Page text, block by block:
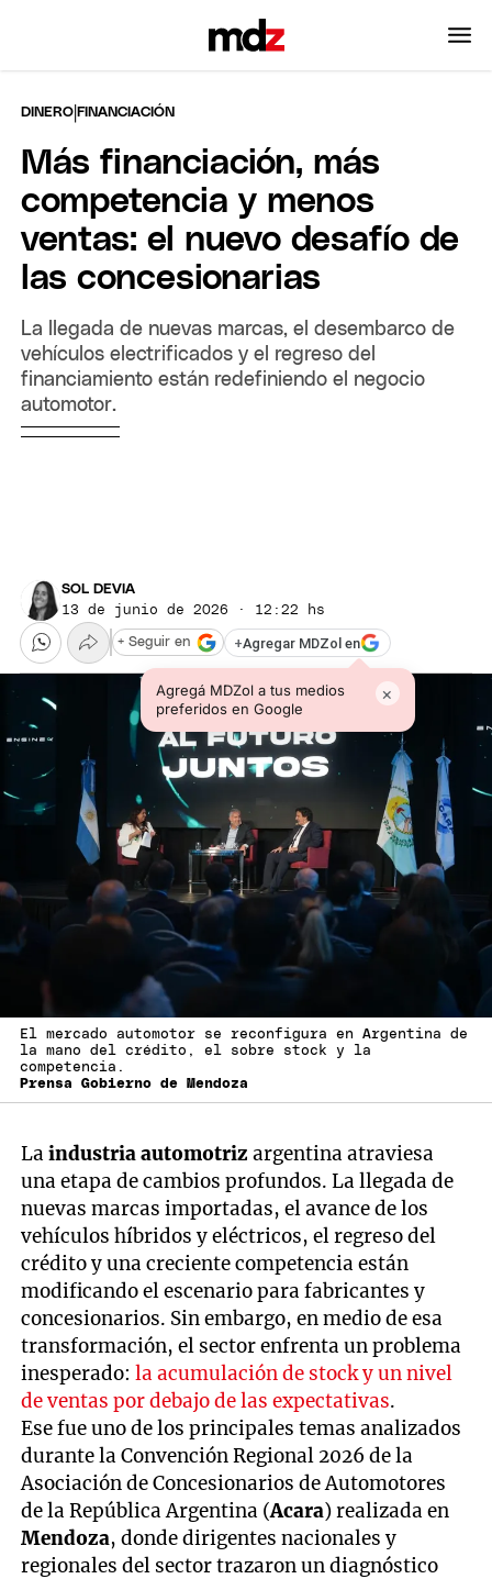
DINERO |FINANCIACIÓN
Más financiación, más
competencia y menos
ventas: el nuevo desafío de
las concesionarias
La llegada de nuevas marcas, el desembarco de
vehículos electrificados y el regreso del
financiamiento están redefiniendo el negocio
automotor.
SOL DEVIA
13 de junio de 2026 · 12:22 hs
+Agregar MDZol en
Agregá MDZol a tus medios
preferidos en Google
×
+ Seguir en
El mercado automotor se reconfigura en Argentina de
la mano del crédito, el sobre stock y la
competencia.
Prensa Gobierno de Mendoza
Laindustria automotriz argentina atraviesa
una etapa de cambios profundos. La llegada de
nuevas marcas importadas, el avance de los
vehículos híbridos y eléctricos, el regreso del
crédito y una creciente competencia están
modificando el escenario para fabricantes y
concesionarios. Sin embargo, en medio de esa
transformación, el sector enfrenta un problema
inesperado:la acumulación de stock y un nivel
de ventas por debajo de las expectativas.
Ese fue uno de los principales temas analizados
durante la Convención Regional 2026 de la
Asociación de Concesionarios de Automotores
de la República Argentina (Acara) realizada en
Mendoza, donde dirigentes nacionales y
regionales del sector trazaron un diagnóstico